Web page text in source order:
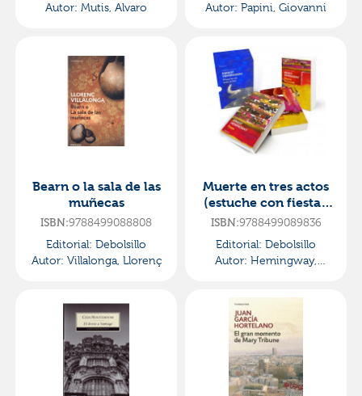
Autor: Mutis, Alvaro
Autor: Papini, Giovanni
Bearn o la sala de las
muñecas
ISBN:9788499088808
Editorial: Debolsillo
Autor: Villalonga, Llorenç
Muerte en tres actos
(estuche con fiesta |
muerte en la tarde |
ISBN:9788499089836
Editorial: Debolsillo
Autor: Hemingway,